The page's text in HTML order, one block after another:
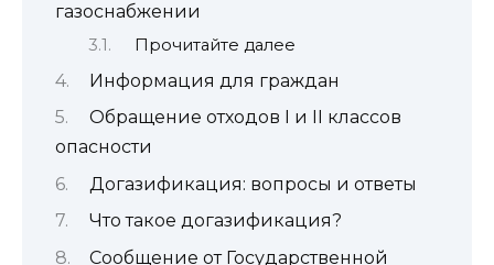
газоснабжении
Прочитайте далее
Информация для граждан
Обращение отходов I и II классов
опасности
Догазификация: вопросы и ответы
Что такое догазификация?
Сообщение от Государственной